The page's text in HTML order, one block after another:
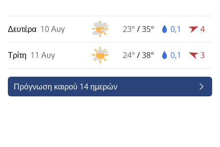
Δευτέρα 10 Αυγ 23° /35° 0,1 4
Τρίτη 11 Αυγ 24° /38° 0,1 3
Πρόγνωση καιρού 14 ημερών